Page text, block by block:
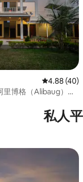
44 条评价
平均评分
4.88 (40)
博格（Alibaug）带
私人